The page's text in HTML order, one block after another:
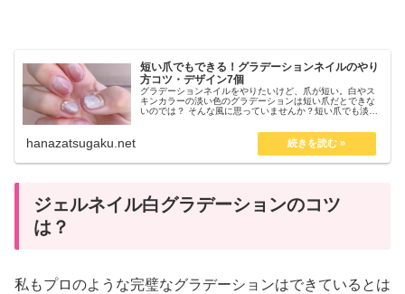
短い爪でもできる！グラデーションネイルのやり
方コツ・デザイン7個
グラデーションネイルをやりたいけど、爪が短い。白やス
キンカラーの淡い色のグラデーションは短い爪だとできな
いのでは？ そんな風に思っていませんか？短い爪でも淡い
hanazatsugaku.net
ジェルネイル白グラデーションのコツ
は？
私もプロのような完璧なグラデーションはできているとは